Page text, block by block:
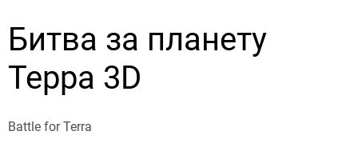
Битва за планету
Терра 3D
Battle for Terra